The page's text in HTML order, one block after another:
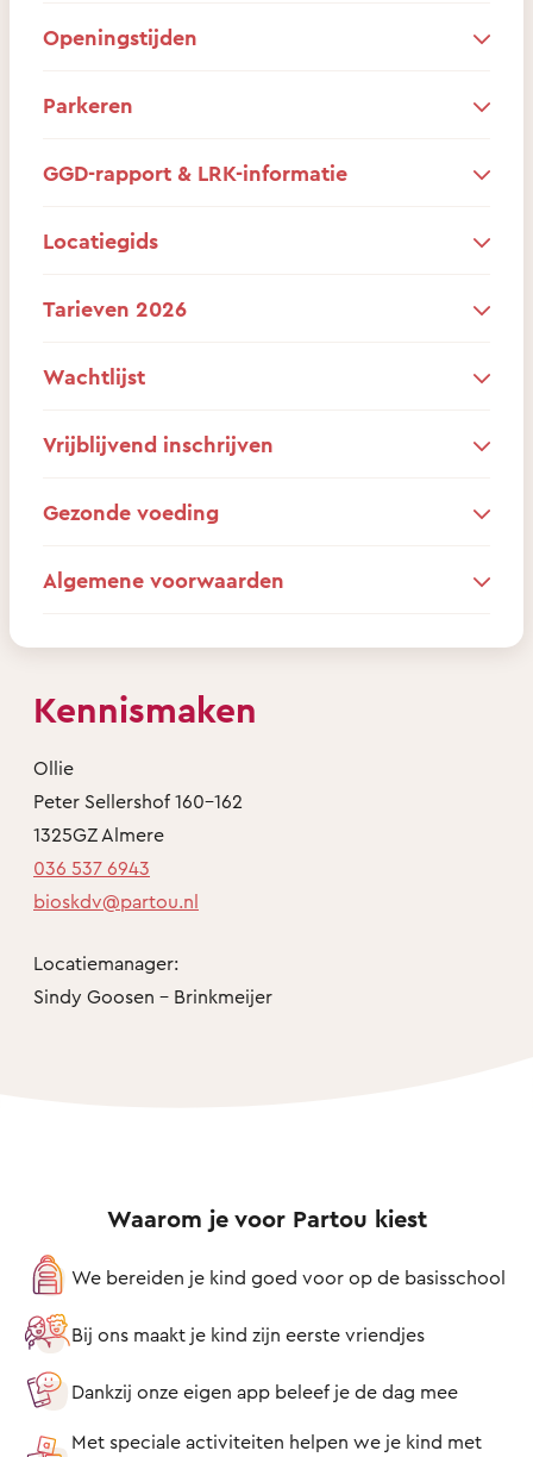
Openingstijden
Parkeren
GGD-rapport & LRK-informatie
Locatiegids
Tarieven 2026
Wachtlijst
Vrijblijvend inschrijven
Gezonde voeding
Algemene voorwaarden
Kennismaken
Ollie
Peter Sellershof 160-162
1325GZ Almere
036 537 6943
bioskdv@partou.nl
Locatiemanager:
Sindy Goosen - Brinkmeijer
Waarom je voor Partou kiest
We bereiden je kind goed voor op de basisschool
Bij ons maakt je kind zijn eerste vriendjes
Dankzij onze eigen app beleef je de dag mee
Met speciale activiteiten helpen we je kind met